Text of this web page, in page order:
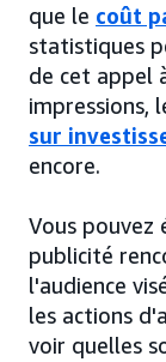
que le coût
statistiques
de cet appel
impressions,
sur
encore.
Vous pouvez
publicité
l'audience
les actions
voir quelles